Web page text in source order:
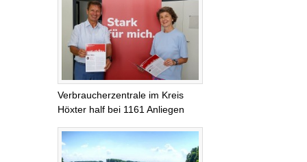
Verbraucherzentrale im Kreis
Höxter half bei 1161 Anliegen